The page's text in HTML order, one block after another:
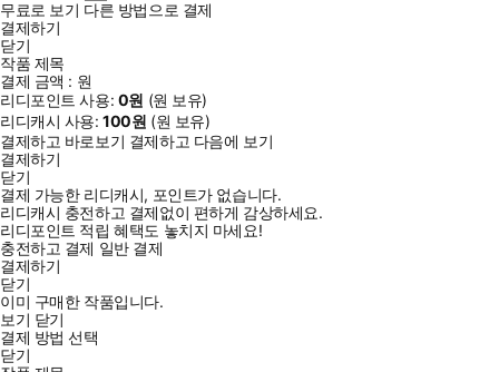
무료로 보기 다른 방법으로 결제
결제하기
닫기
작품 제목
결제 금액 : 원
리디포인트 사용: 0원 (원 보유)
리디캐시 사용:100원 (원 보유)
결제하고 바로보기 결제하고 다음에 보기
결제하기
닫기
결제 가능한 리디캐시, 포인트가 없습니다.
리디캐시 충전하고 결제없이 편하게 감상하세요.
리디포인트 적립 혜택도 놓치지 마세요!
충전하고 결제 일반 결제
결제하기
닫기
이미 구매한 작품입니다.
보기 닫기
결제 방법 선택
닫기